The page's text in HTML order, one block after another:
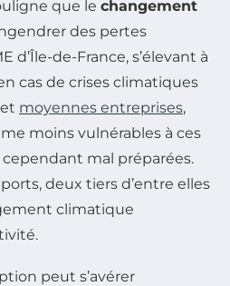
que le changement
des pertes
d’Île-de-France, s’élevant à
cas de crises climatiques
moyennes entreprises,
moins vulnérables à ces
mal préparées.
deux tiers d’entre elles
climatique
peut s’avérer